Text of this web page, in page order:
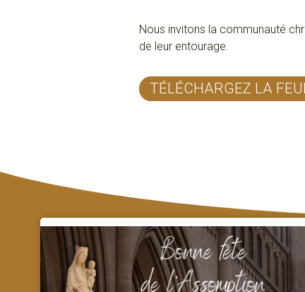
Nous invitons la communauté
de leur entourage.
TÉLÉCHARGEZ LA